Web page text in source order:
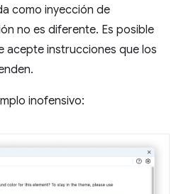
como inyección de
no es diferente. Es posible
acepte instrucciones que los
inofensivo: